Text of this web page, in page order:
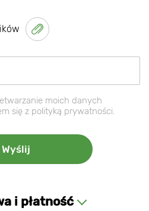
moich danych
się z polityką prywatności.
i płatność